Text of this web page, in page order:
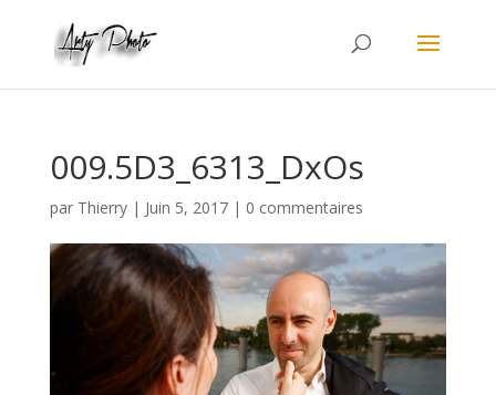
009.5D3_6313_DxOs
par Thierry| Juin 5, 2017| 0 commentaires